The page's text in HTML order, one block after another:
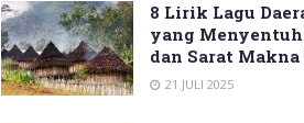
8 Lirik Lagu
yang
dan Sarat Makna
21 JULI 2025